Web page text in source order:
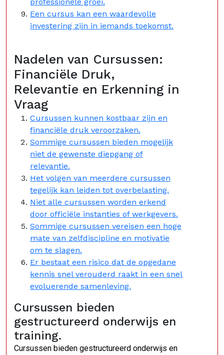
Een cursus kan een waardevolle
investering zijn in iemands toekomst.
Nadelen van Cursussen:
Financiële Druk,
Relevantie en Erkenning in
Vraag
Cursussen kunnen kostbaar zijn en
financiële druk veroorzaken.
Sommige cursussen bieden mogelijk
niet de gewenste diepgang of
relevantie.
Het volgen van meerdere cursussen
tegelijk kan leiden tot overbelasting.
Niet alle cursussen worden erkend
door officiële instanties of werkgevers.
Sommige cursussen vereisen een hoge
mate van zelfdiscipline en motivatie
om te slagen.
Er bestaat een risico dat de opgedane
kennis snel verouderd raakt in een snel
evoluerende samenleving.
Cursussen bieden
gestructureerd onderwijs en
training.
Cursussen bieden gestructureerd onderwijs en